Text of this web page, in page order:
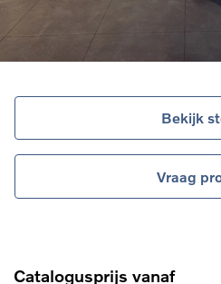
Bekijk
Vraag
Catalogusprijs vanaf